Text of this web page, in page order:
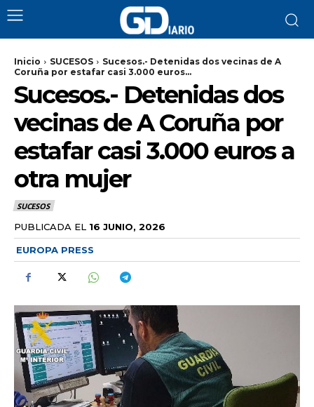
Inicio SUCESOS
Sucesos.- Detenidas dos vecinas de A
Coruña por estafar casi 3.000 euros...
Sucesos.- Detenidas dos
vecinas de A Coruña por
estafar casi 3.000 euros a
otra mujer
SUCESOS
PUBLICADA EL 16 JUNIO, 2026
EUROPA PRESS